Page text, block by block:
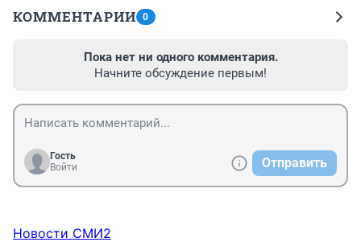
КОММЕНТАРИИ 0
Пока нет ни одного комментария.
Начните обсуждение первым!
Гость
Войти
Отправить
Новости СМИ2